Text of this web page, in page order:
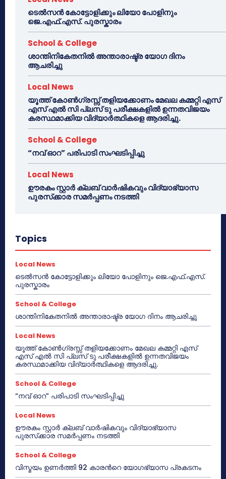
ടെൽസൻ കോട്ടോളിക്കും ലിയോ പോളിനും
ജെ.എഫ്.എസ്. പുരസ്കാരം
School & College
ശാന്തിനികേതനിൽ അന്താരാഷ്ട്ര യോഗ ദിനം
ആചരിച്ചു
Local News
യൂത്ത് കോൺഗ്രസ്സ് തളിയക്കോണം മേഖല കമ്മറ്റി എസ്
എസ് എൽ സി പ്ലസ് ടു പരീക്ഷകളിൽ ഉന്നതവിജയം
കരസ്ഥമാക്കിയ വിദ്യാർത്ഥികളെ ആദരിച്ചു.
School & College
“നവ് ഓറ” പരിപാടി സംഘടിപ്പിച്ചു
Local News
ഊരകം സ്റ്റാർ ക്ലബ് വാർഷികവും വിദ്യാഭ്യാസ
പുരസ്‌ക്കാര സമർപ്പണം നടത്തി
Topics
Local News
ടെൽസൻ കോട്ടോളിക്കും ലിയോ പോളിനും ജെ.എഫ്.എസ്.
പുരസ്കാരം
School & College
ശാന്തിനികേതനിൽ അന്താരാഷ്ട്ര യോഗ ദിനം ആചരിച്ചു
Local News
യൂത്ത് കോൺഗ്രസ്സ് തളിയക്കോണം മേഖല കമ്മറ്റി എസ്
എസ് എൽ സി പ്ലസ് ടു പരീക്ഷകളിൽ ഉന്നതവിജയം
കരസ്ഥമാക്കിയ വിദ്യാർത്ഥികളെ ആദരിച്ചു.
School & College
“നവ് ഓറ” പരിപാടി സംഘടിപ്പിച്ചു
Local News
ഊരകം സ്റ്റാർ ക്ലബ് വാർഷികവും വിദ്യാഭ്യാസ
പുരസ്‌ക്കാര സമർപ്പണം നടത്തി
School & College
വിസ്മയം ഉണർത്തി 92 കാരൻറെ യോഗഭ്യാസ പ്രകടനം